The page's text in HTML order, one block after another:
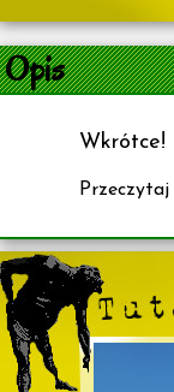
Opis
Wkrótce!
Przeczytaj